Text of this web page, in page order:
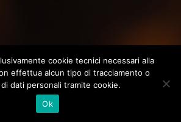
cookie tecnici necessari alla
effettua alcun tipo di tracciamento o
dati personali tramite cookie.
Ok